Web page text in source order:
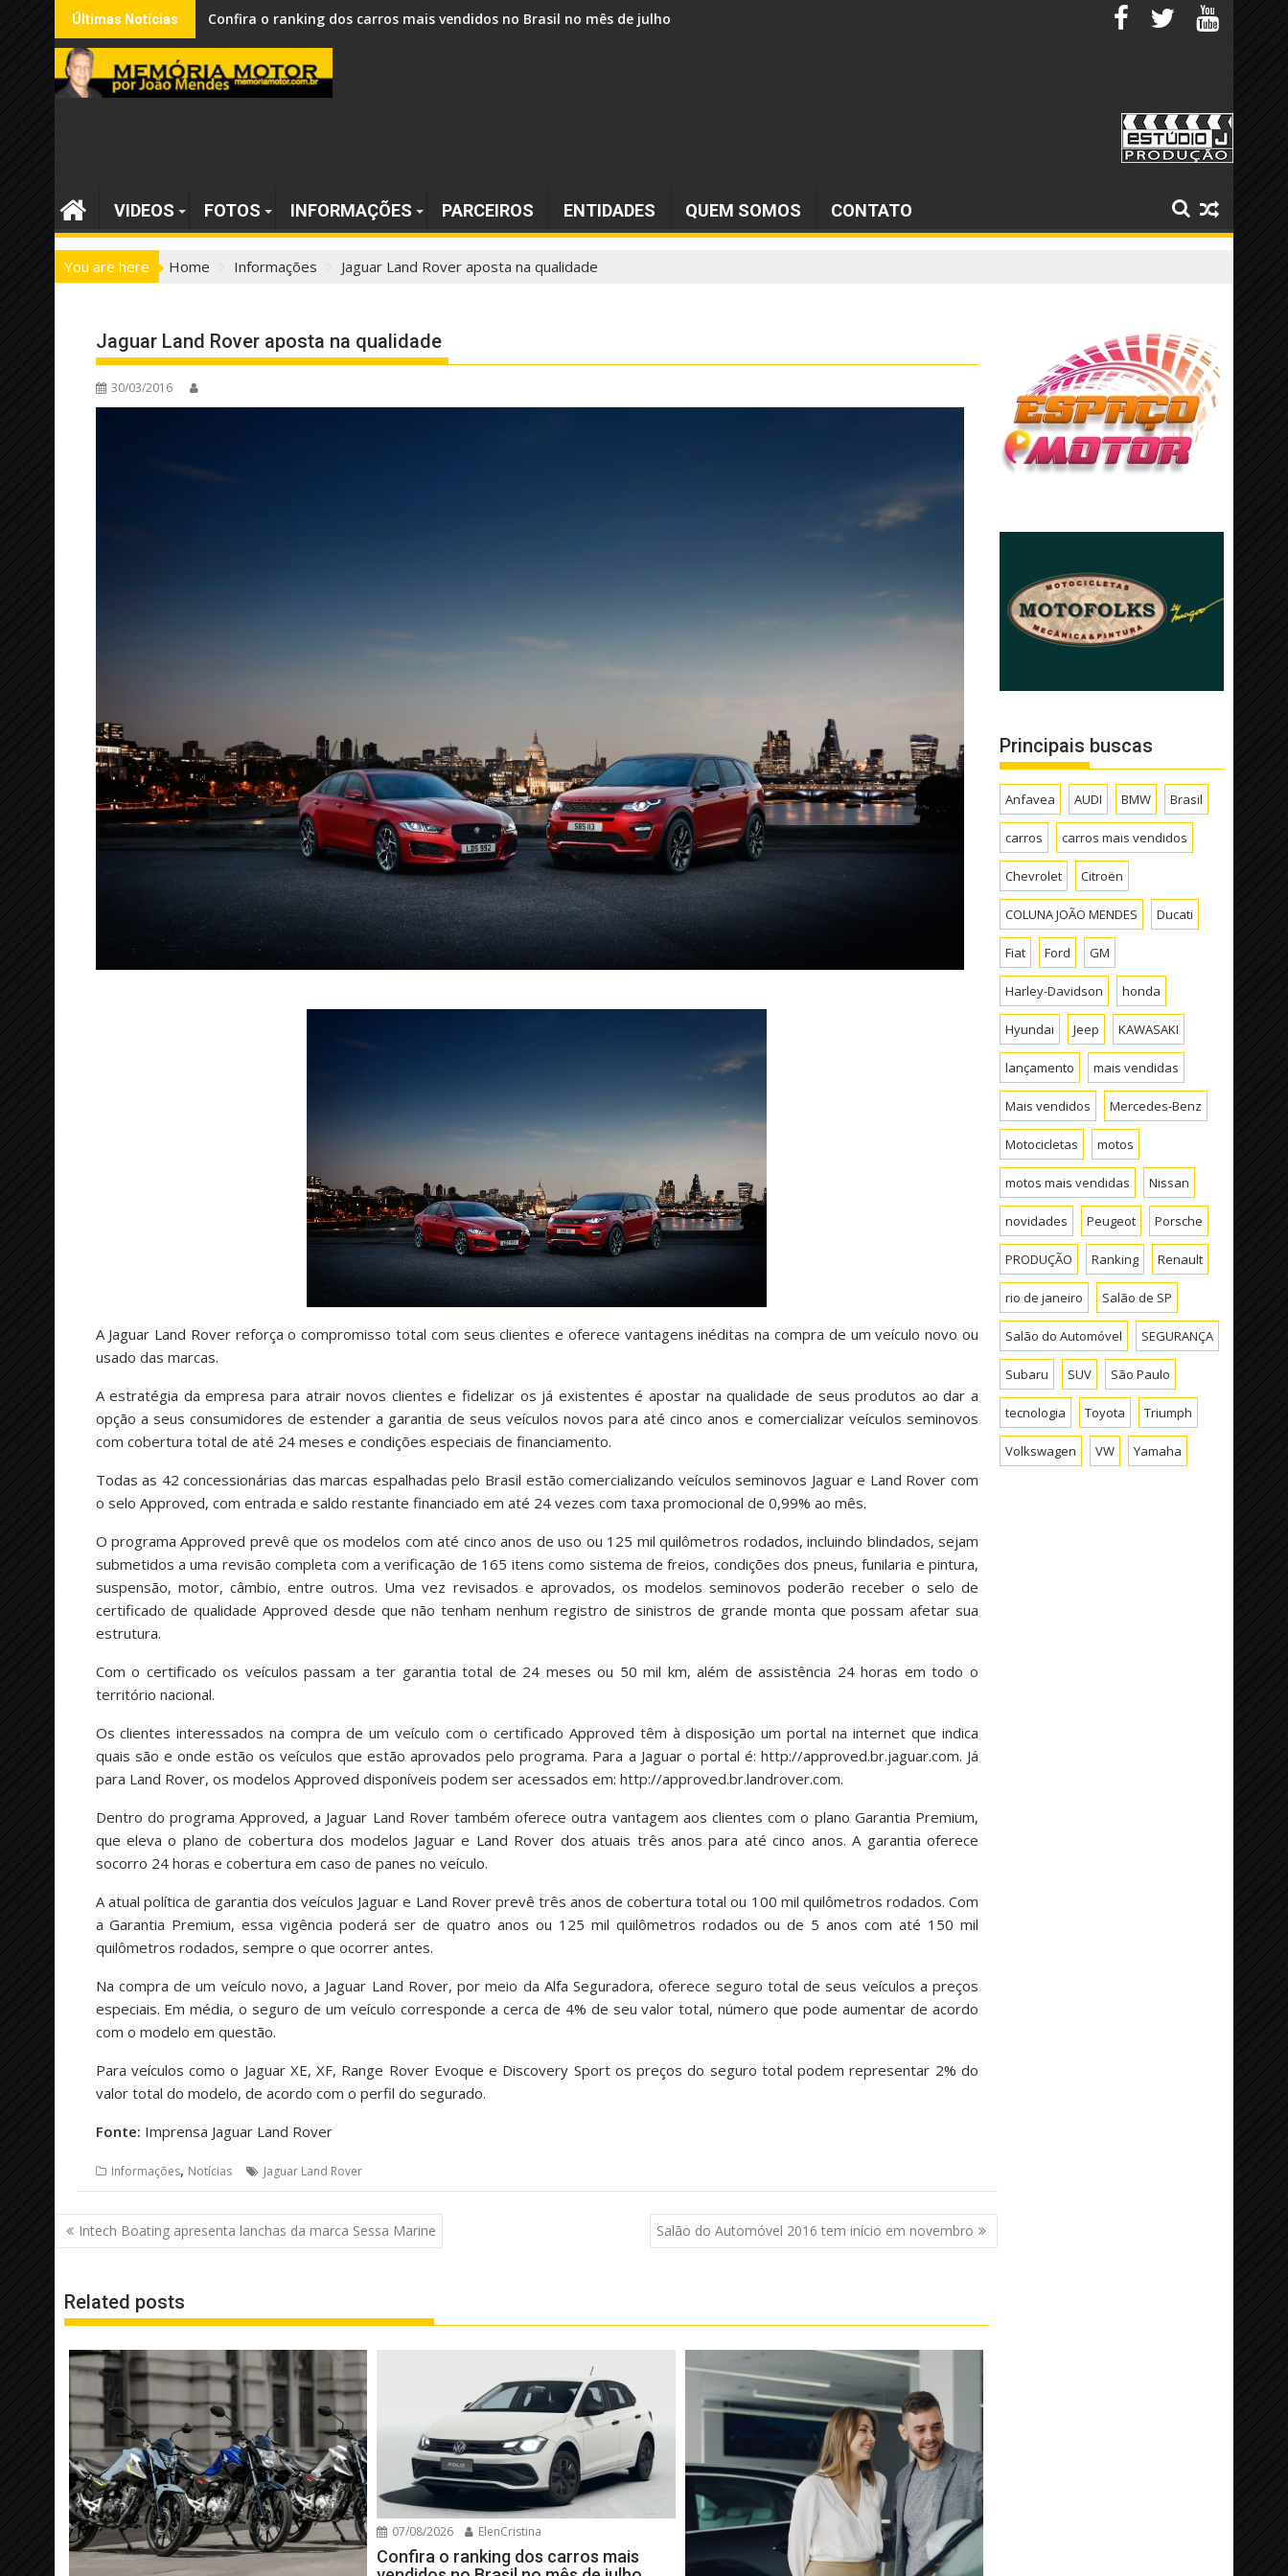
Skip
to
content
Últimas Notícias Confira o ranking dos carros mais vendidos no Brasil no mês de julho
VIDEOS FOTOS INFORMAÇÕES PARCEIROS ENTIDADES QUEM SOMOS CONTATO
You are here Home Informações Jaguar Land Rover aposta na qualidade
Jaguar Land Rover aposta na qualidade
30/03/2016
A Jaguar Land Rover reforça o compromisso total com seus clientes e oferece vantagens inéditas na compra de um veículo novo ou
usado das marcas.
A estratégia da empresa para atrair novos clientes e fidelizar os já existentes é apostar na qualidade de seus produtos ao dar a
opção a seus consumidores de estender a garantia de seus veículos novos para até cinco anos e comercializar veículos seminovos
com cobertura total de até 24 meses e condições especiais de financiamento.
Todas as 42 concessionárias das marcas espalhadas pelo Brasil estão comercializando veículos seminovos Jaguar e Land Rover com
o selo Approved, com entrada e saldo restante financiado em até 24 vezes com taxa promocional de 0,99% ao mês.
O programa Approved prevê que os modelos com até cinco anos de uso ou 125 mil quilômetros rodados, incluindo blindados, sejam
submetidos a uma revisão completa com a verificação de 165 itens como sistema de freios, condições dos pneus, funilaria e pintura,
suspensão, motor, câmbio, entre outros. Uma vez revisados e aprovados, os modelos seminovos poderão receber o selo de
certificado de qualidade Approved desde que não tenham nenhum registro de sinistros de grande monta que possam afetar sua
estrutura.
Com o certificado os veículos passam a ter garantia total de 24 meses ou 50 mil km, além de assistência 24 horas em todo o
território nacional.
Os clientes interessados na compra de um veículo com o certificado Approved têm à disposição um portal na internet que indica
quais são e onde estão os veículos que estão aprovados pelo programa. Para a Jaguar o portal é: http://approved.br.jaguar.com. Já
para Land Rover, os modelos Approved disponíveis podem ser acessados em: http://approved.br.landrover.com.
Dentro do programa Approved, a Jaguar Land Rover também oferece outra vantagem aos clientes com o plano Garantia Premium,
que eleva o plano de cobertura dos modelos Jaguar e Land Rover dos atuais três anos para até cinco anos. A garantia oferece
socorro 24 horas e cobertura em caso de panes no veículo.
A atual política de garantia dos veículos Jaguar e Land Rover prevê três anos de cobertura total ou 100 mil quilômetros rodados. Com
a Garantia Premium, essa vigência poderá ser de quatro anos ou 125 mil quilômetros rodados ou de 5 anos com até 150 mil
quilômetros rodados, sempre o que ocorrer antes.
Na compra de um veículo novo, a Jaguar Land Rover, por meio da Alfa Seguradora, oferece seguro total de seus veículos a preços
especiais. Em média, o seguro de um veículo corresponde a cerca de 4% de seu valor total, número que pode aumentar de acordo
com o modelo em questão.
Para veículos como o Jaguar XE, XF, Range Rover Evoque e Discovery Sport os preços do seguro total podem representar 2% do
valor total do modelo, de acordo com o perfil do segurado.
Fonte: Imprensa Jaguar Land Rover
Informações, Notícias Jaguar Land Rover
Navegação
de
Intech Boating apresenta lanchas da marca Sessa Marine Salão do Automóvel 2016 tem início em novembro
Related posts
07/08/2026 ElenCristina
Confira o ranking dos carros mais
Principais buscas
Anfavea AUDI BMW Brasil
carros carros mais vendidos
Chevrolet Citroën
COLUNA JOÃO MENDES Ducati
Fiat Ford GM
Harley-Davidson honda
Hyundai Jeep KAWASAKI
lançamento mais vendidas
Mais vendidos Mercedes-Benz
Motocicletas motos
motos mais vendidas Nissan
novidades Peugeot Porsche
PRODUÇÃO Ranking Renault
rio de janeiro Salão de SP
Salão do Automóvel SEGURANÇA
Subaru SUV São Paulo
tecnologia Toyota Triumph
Volkswagen VW Yamaha